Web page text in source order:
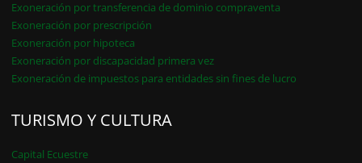
Exoneración por transferencia de dominio compraventa
Exoneración por prescripción
Exoneración por hipoteca
Exoneración por discapacidad primera vez
Exoneración de impuestos para entidades sin fines de lucro
TURISMO Y CULTURA
Capital Ecuestre